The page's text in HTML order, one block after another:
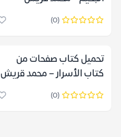
(0)
تحميل كتاب صفحات من
كتاب الأسرار – محمد قريش
(0)